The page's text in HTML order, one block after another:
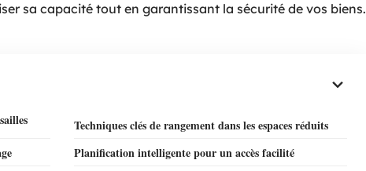
sa capacité tout en garantissant la sécurité de vos biens.
Techniques clés de rangement dans les espaces réduits
Planification intelligente pour un accès facilité